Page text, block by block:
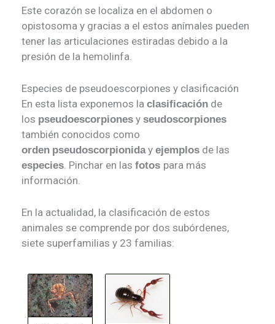
Este corazón se localiza en el abdomen o
opistosoma y gracias a el estos anímales pueden
tener las articulaciones estiradas debido a la
presión de la hemolinfa.
Especies de pseudoescorpiones y clasificación
En esta lista exponemos la clasificación de
los pseudoescorpiones y seudoscorpiones
también conocidos como
orden pseudoscorpioniday ejemplos de las
especies . Pinchar en las fotos para más
información.
En la actualidad, la clasificación de estos
animales se comprende por dos subórdenes,
siete superfamilias y 23 familias: